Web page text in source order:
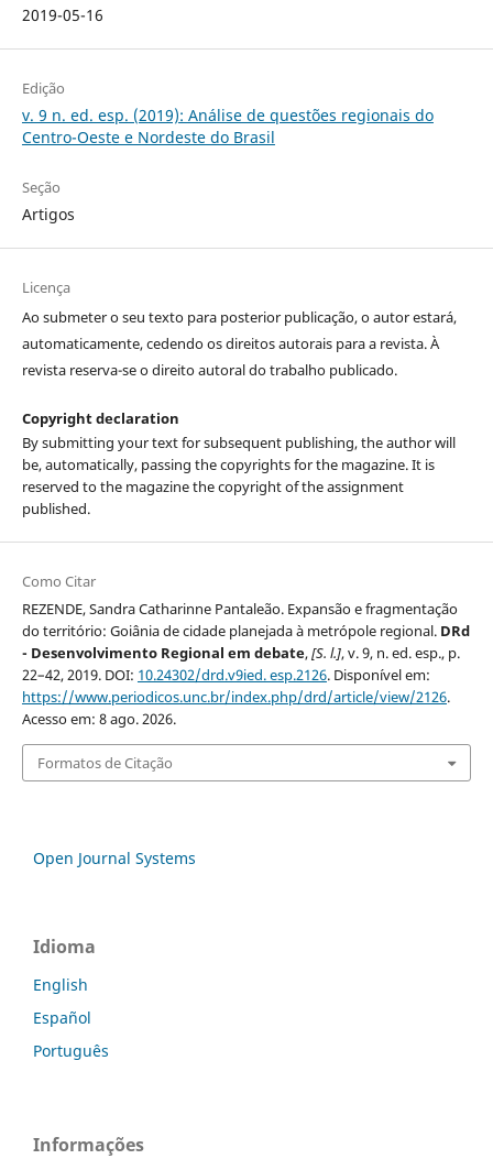
2019-05-16
Edição
v. 9 n. ed. esp. (2019): Análise de questões regionais do
Centro-Oeste e Nordeste do Brasil
Seção
Artigos
Licença
Ao submeter o seu texto para posterior publicação, o autor estará,
automaticamente, cedendo os direitos autorais para a revista. À
revista reserva-se o direito autoral do trabalho publicado.
Copyright declaration
By submitting your text for subsequent publishing, the author will
be, automatically, passing the copyrights for the magazine. It is
reserved to the magazine the copyright of the assignment
published.
Como Citar
REZENDE, Sandra Catharinne Pantaleão. Expansão e fragmentação
do território: Goiânia de cidade planejada à metrópole regional. DRd
- Desenvolvimento Regional em debate,[S. l.], v. 9, n. ed. esp., p.
22–42, 2019. DOI: 10.24302/drd.v9ied. esp.2126. Disponível em:
https://www.periodicos.unc.br/index.php/drd/article/view/2126.
Acesso em: 8 ago. 2026.
Formatos de Citação
Open Journal Systems
Idioma
English
Español
Português
Informações